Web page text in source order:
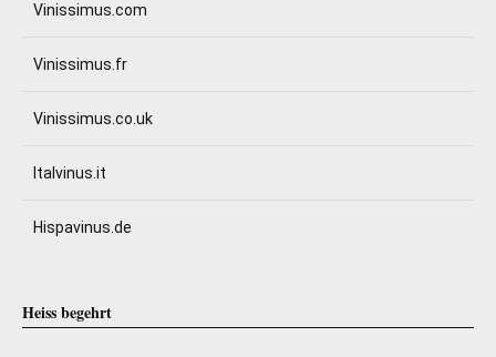
Vinissimus.com
Vinissimus.fr
Vinissimus.co.uk
Italvinus.it
Hispavinus.de
Heiss begehrt